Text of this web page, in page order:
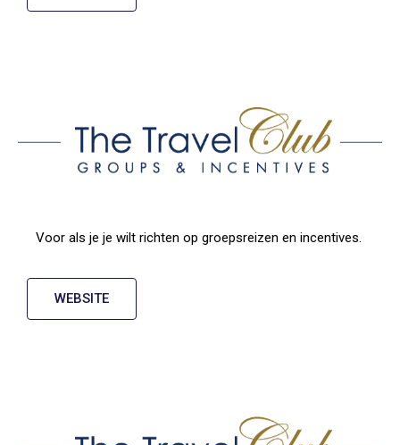
Voor als je je wilt richten op groepsreizen en incentives.
WEBSITE